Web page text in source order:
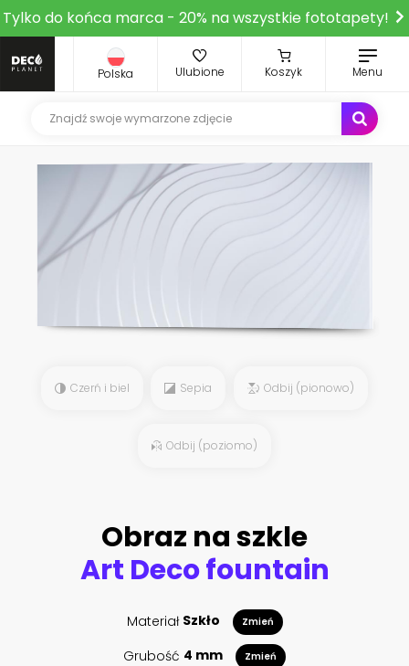
Tylko do końca marca - 20% na wszystkie fototapety!
Polska Ulubione Koszyk Menu
Czerń i biel Sepia Odbij (pionowo)
Odbij (poziomo)
Obraz na szkle
Art Deco fountain
Materiał Szkło Zmień
Grubość 4 mm Zmień